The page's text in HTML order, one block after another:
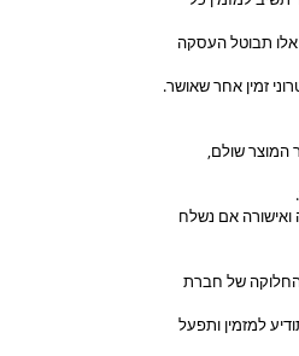
אלו תבוטל העסקה
זמין אחר שאושר.
המוצר שולם,
עסקים מיום קליטת ההזמנה ואישורה אם נשלח
של חברת
למזמין ותפעל